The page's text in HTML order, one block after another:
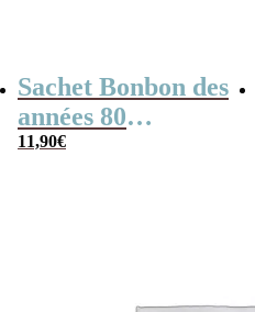
Sachet Bonbon des
années 80
personnalisé –
11,90€